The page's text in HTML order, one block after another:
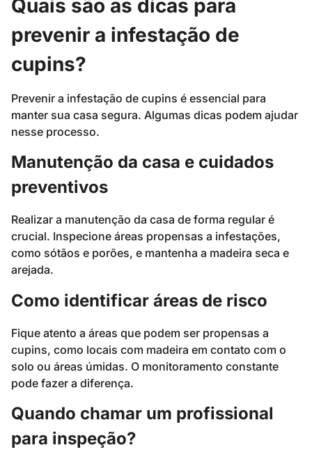
Quais são as dicas para
prevenir a infestação de
cupins?
Prevenir a infestação de cupins é essencial para
manter sua casa segura. Algumas dicas podem ajudar
nesse processo.
Manutenção da casa e cuidados
preventivos
Realizar a manutenção da casa de forma regular é
crucial. Inspecione áreas propensas a infestações,
como sótãos e porões, e mantenha a madeira seca e
arejada.
Como identificar áreas de risco
Fique atento a áreas que podem ser propensas a
cupins, como locais com madeira em contato com o
solo ou áreas úmidas. O monitoramento constante
pode fazer a diferença.
Quando chamar um profissional
para inspeção?